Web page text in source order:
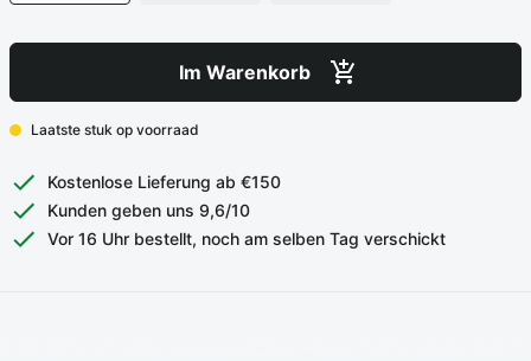
Im Warenkorb
Laatste stuk op voorraad
Kostenlose Lieferung ab €150
Kunden geben uns 9,6/10
Vor 16 Uhr bestellt, noch am selben Tag verschickt